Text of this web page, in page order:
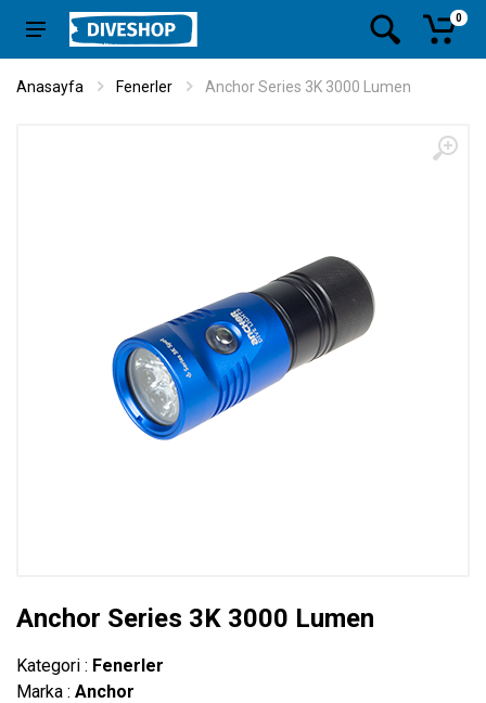
0
Anasayfa Fenerler Anchor Series 3K 3000 Lumen
Anchor Series 3K 3000 Lumen
Kategori : Fenerler
Marka : Anchor